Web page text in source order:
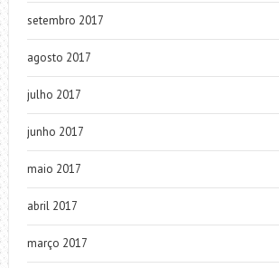
setembro 2017
agosto 2017
julho 2017
junho 2017
maio 2017
abril 2017
março 2017